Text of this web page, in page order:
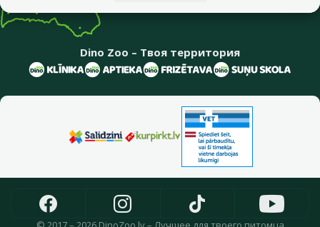
Dino Zoo – Твоя территория